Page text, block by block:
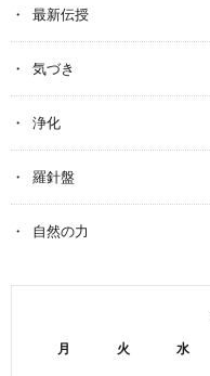
最新伝授
気づき
浄化
羅針盤
自然の力
月 火 水